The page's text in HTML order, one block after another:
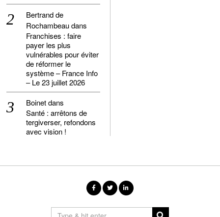
Bertrand de
Rochambeaudans
Franchises : faire
payer les plus
vulnérables pour éviter
de réformer le
système – France Info
– Le 23 juillet 2026
Boinetdans
Santé : arrêtons de
tergiverser, refondons
avec vision !